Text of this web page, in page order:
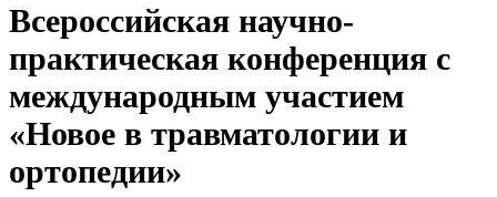
Всероссийская научно-
практическая конференция с
международным участием
«Новое в травматологии и
ортопедии»